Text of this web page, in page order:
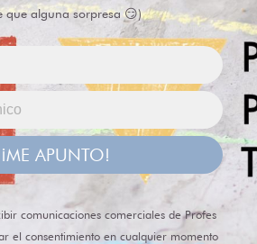
que alguna sorpresa 😏)
¡ME APUNTO!
comunicaciones comerciales de Profes
el consentimiento en cualquier momento